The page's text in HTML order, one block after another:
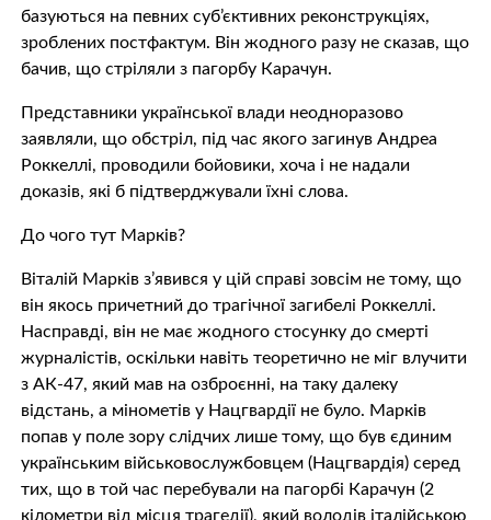
базуються на певних суб’єктивних реконструкціях,
зроблених постфактум. Він жодного разу не сказав, що
бачив, що стріляли з пагорбу Карачун.
Представники української влади неодноразово
заявляли, що обстріл, під час якого загинув Андреа
Роккеллі, проводили бойовики, хоча і не надали
доказів, які б підтверджували їхні слова.​
До чого тут Марків?
Віталій Марків з’явився у цій справі зовсім не тому, що
він якось причетний до трагічної загибелі Роккеллі.
Насправді, він не має жодного стосунку до смерті
журналістів, оскільки навіть теоретично не міг влучити
з АК-47, який мав на озброєнні, на таку далеку
відстань, а мінометів у Нацгвардії не було. Марків
попав у поле зору слідчих лише тому, що був єдиним
українським військовослужбовцем (Нацгвардія) серед
тих, що в той час перебували на пагорбі Карачун (2
кілометри від місця трагедії), який володів італійською